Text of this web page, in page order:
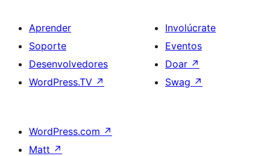
Aprender
Soporte
Desenvolvedores
WordPress.TV ↗
Involúcrate
Eventos
Doar ↗
Swag ↗
WordPress.com ↗
Matt ↗